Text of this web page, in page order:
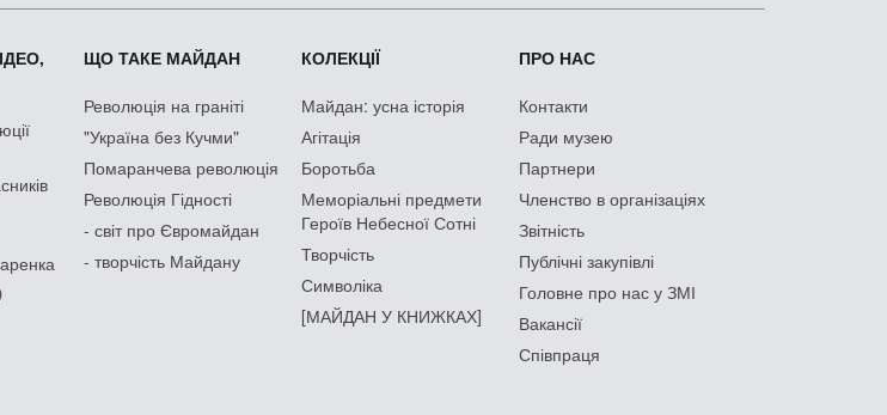
ЩО ТАКЕ МАЙДАН
Революція на граніті
"Україна без Кучми"
Помаранчева революція
Революція Гідності
- світ про Євромайдан
- творчість Майдану
КОЛЕКЦІЇ
Майдан: усна історія
Агітація
Боротьба
Меморіальні предмети
Героїв Небесної Сотні
Творчість
Символіка
[МАЙДАН У КНИЖКАХ]
ПРО НАС
Контакти
Ради музею
Партнери
Членство в організаціях
Звітність
Публічні закупівлі
Головне про нас у ЗМІ
Вакансії
Співпраця